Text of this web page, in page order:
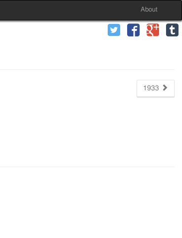
About
1933